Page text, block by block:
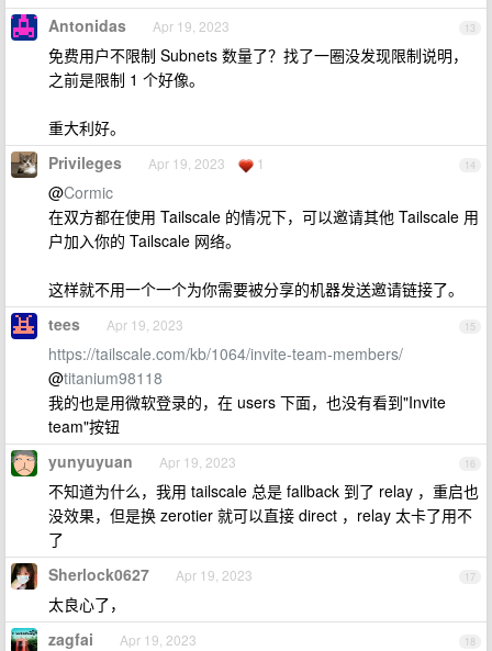
13
Antonidas Apr 19, 2023
免费用户不限制 Subnets 数量了？找了一圈没发现限制说明，
之前是限制 1 个好像。
重大利好。
14
Privileges Apr 19, 2023 1
@Cormic
在双方都在使用 Tailscale 的情况下，可以邀请其他 Tailscale 用
户加入你的 Tailscale 网络。
这样就不用一个一个为你需要被分享的机器发送邀请链接了。
15
tees Apr 19, 2023
https://tailscale.com/kb/1064/invite-team-members/
@titanium98118
我的也是用微软登录的，在 users 下面，也没有看到"Invite
team"按钮
16
yunyuyuan Apr 19, 2023
不知道为什么，我用 tailscale 总是 fallback 到了 relay ，重启也
没效果，但是换 zerotier 就可以直接 direct ，relay 太卡了用不
了
17
Sherlock0627 Apr 19, 2023
太良心了，
18
zagfai Apr 19, 2023